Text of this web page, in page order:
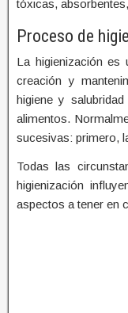
tóxicas,
Proceso de
La higienización es
creación y
higiene y
alimentos.
sucesivas: primero,
Todas las
higienización
aspectos a tener en